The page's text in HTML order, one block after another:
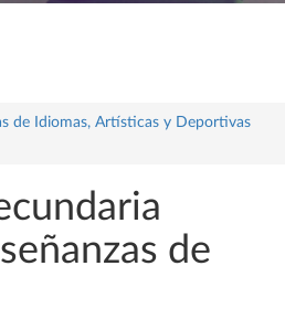
de Idiomas, Artísticas y Deportivas
de